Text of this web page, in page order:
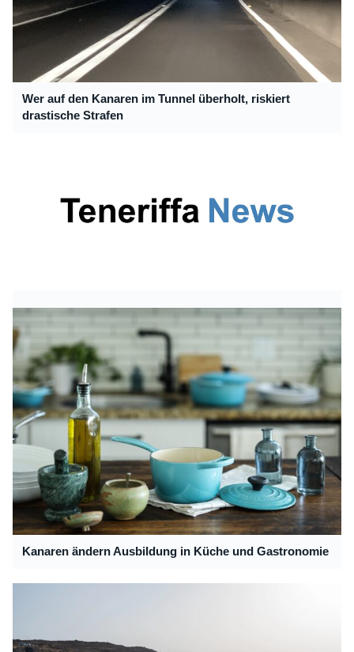
Wer auf den Kanaren im Tunnel überholt, riskiert
drastische Strafen
Kanaren ändern Ausbildung in Küche und Gastronomie